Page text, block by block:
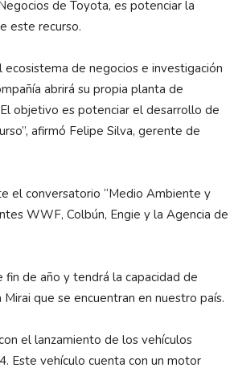
de Toyota, es potenciar la
este recurso.
de negocios e investigación
abrirá su propia planta de
objetivo es potenciar el desarrollo de
afirmó Felipe Silva, gerente de
el conversatorio “Medio Ambiente y
WWF, Colbún, Engie y la Agencia de
de año y tendrá la capacidad de
que se encuentran en nuestro país.
el lanzamiento de los vehículos
Este vehículo cuenta con un motor